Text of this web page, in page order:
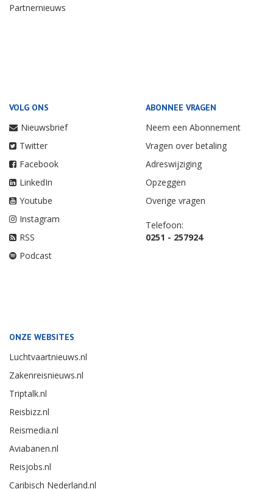
Partnernieuws
VOLG ONS
Nieuwsbrief
Twitter
Facebook
LinkedIn
Youtube
Instagram
RSS
Podcast
ABONNEE VRAGEN
Neem een Abonnement
Vragen over betaling
Adreswijziging
Opzeggen
Overige vragen
Telefoon:
0251 - 257924
ONZE WEBSITES
Luchtvaartnieuws.nl
Zakenreisnieuws.nl
Triptalk.nl
Reisbizz.nl
Reismedia.nl
Aviabanen.nl
Reisjobs.nl
Caribisch Nederland.nl